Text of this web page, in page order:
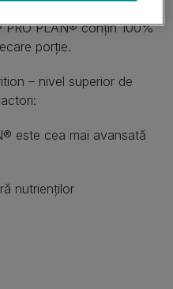
PRO PLAN® conţin 100%
porţie.
– nivel superior de
este cea mai avansată
nutrienţilor